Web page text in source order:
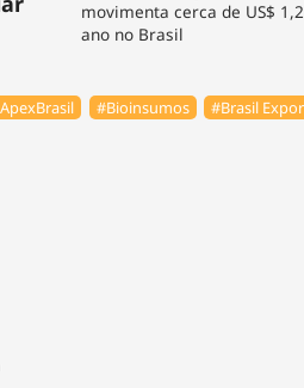
movimenta cerca de US$
ano no Brasil
#Bioinsumos #Brasil